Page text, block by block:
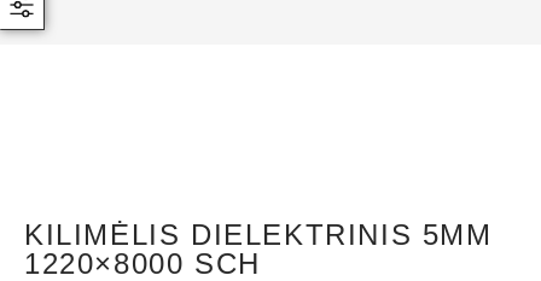
KILIMĖLIS DIELEKTRINIS 5MM
1220×8000 SCH